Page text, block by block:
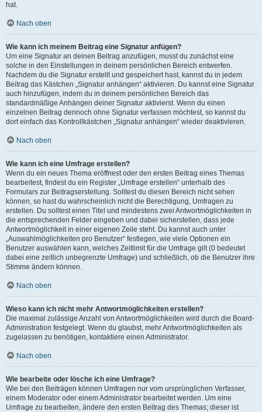
hat.
Nach oben
Wie kann ich meinem Beitrag eine Signatur anfügen?
Um eine Signatur an deinen Beitrag anzufügen, musst du zunächst eine
solche in den Einstellungen in deinem persönlichen Bereich entwerfen.
Nachdem du die Signatur erstellt und gespeichert hast, kannst du in jedem
Beitrag das Kästchen „Signatur anhängen“ aktivieren. Du kannst eine Signatur
auch hinzufügen, indem du in deinem persönlichen Bereich das
standardmäßige Anhängen deiner Signatur aktivierst. Wenn du einen
einzelnen Beitrag dennoch ohne Signatur verfassen möchtest, so kannst du
dort einfach das Kontrollkästchen „Signatur anhängen“ wieder deaktivieren.
Nach oben
Wie kann ich eine Umfrage erstellen?
Wenn du ein neues Thema eröffnest oder den ersten Beitrag eines Themas
bearbeitest, findest du ein Register „Umfrage erstellen“ unterhalb des
Formulars zur Beitragserstellung. Solltest du diesen Bereich nicht sehen
können, so hast du wahrscheinlich nicht die Berechtigung, Umfragen zu
erstellen. Du solltest einen Titel und mindestens zwei Antwortmöglichkeiten in
die entsprechenden Felder eingeben und dabei sicherstellen, dass jede
Antwortmöglichkeit in einer eigenen Zeile steht. Du kannst auch unter
„Auswahlmöglichkeiten pro Benutzer“ festlegen, wie viele Optionen ein
Benutzer auswählen kann, welches Zeitlimit für die Umfrage gilt (0 bedeutet
dabei eine zeitlich unbegrenzte Umfrage) und schließlich, ob die Benutzer ihre
Stimme ändern können.
Nach oben
Wieso kann ich nicht mehr Antwortmöglichkeiten erstellen?
Die maximal zulässige Anzahl von Antwortmöglichkeiten wird durch die Board-
Administration festgelegt. Wenn du glaubst, mehr Antwortmöglichkeiten als
zugelassen zu benötigen, kontaktiere einen Administrator.
Nach oben
Wie bearbeite oder lösche ich eine Umfrage?
Wie bei den Beiträgen können Umfragen nur vom ursprünglichen Verfasser,
einem Moderator oder einem Administrator bearbeitet werden. Um eine
Umfrage zu bearbeiten, ändere den ersten Beitrag des Themas; dieser ist